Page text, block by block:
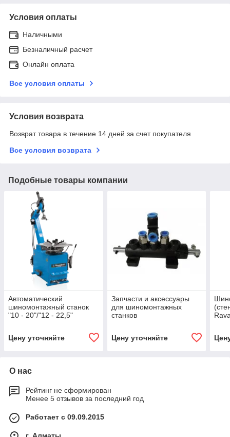
Условия оплаты
Наличными
Безналичный расчет
Онлайн оплата
Все условия оплаты
Условия возврата
Возврат товара в течение 14 дней за счет покупателя
Все условия возврата
Подобные товары компании
Автоматический
шиномонтажный станок
"10 - 20"/"12 - 22,5"
Цену уточняйте
Запчасти и аксессуары
для шиномонтажных
станков
Цену уточняйте
О нас
Рейтинг не сформирован
Менее 5 отзывов за последний год
Работает с 09.09.2015